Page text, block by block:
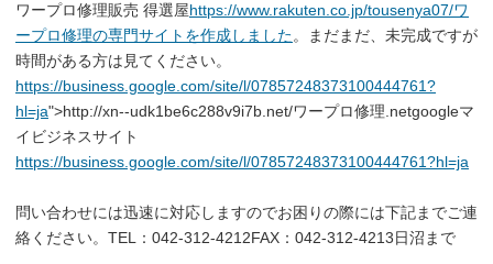
ワープロ修理販売 得選屋https://www.rakuten.co.jp/tousenya07/ワ
ープロ修理の専門サイトを作成しました。まだまだ、未完成ですが
時間がある方は見てください。
https://business.google.com/site/l/07857248373100444761?
hl=ja">http://xn--udk1be6c288v9i7b.net/ワープロ修理.netgoogleマ
イビジネスサイト
https://business.google.com/site/l/07857248373100444761?hl=ja
問い合わせには迅速に対応しますのでお困りの際には下記までご連
絡ください。TEL：042-312-4212FAX：042-312-4213日沼まで